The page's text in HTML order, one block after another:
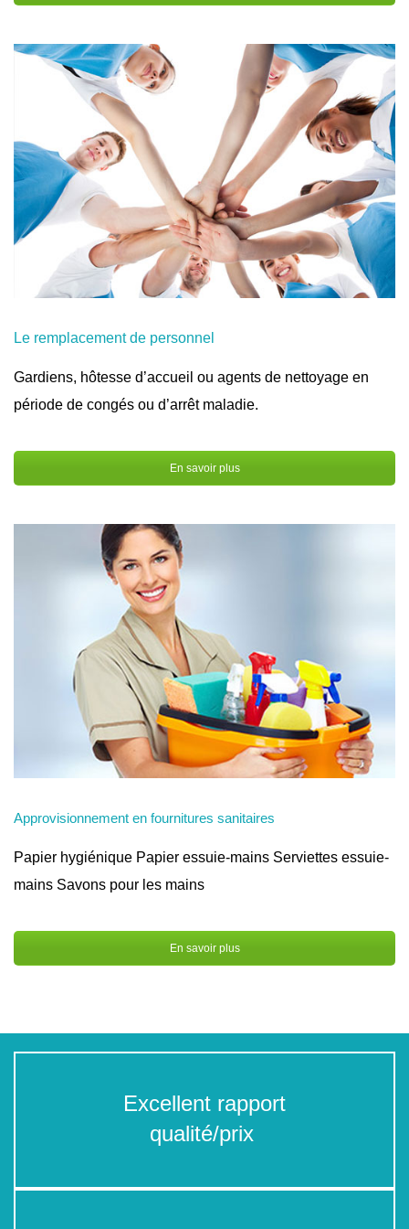
Le remplacement de personnel
Gardiens, hôtesse d’accueil ou agents de nettoyage en
période de congés ou d’arrêt maladie.
En savoir plus
Approvisionnement en fournitures sanitaires
Papier hygiénique Papier essuie-mains Serviettes essuie-
mains Savons pour les mains
En savoir plus
Excellent rapport
qualité/prix